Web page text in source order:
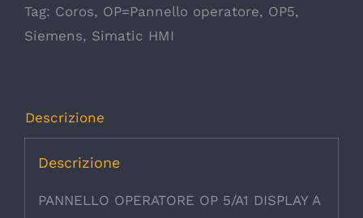
Tag: Coros, OP=Pannello operatore, OP5,
Siemens, Simatic HMI
Descrizione
Descrizione
PANNELLO OPERATORE OP 5/A1 DISPLAY A